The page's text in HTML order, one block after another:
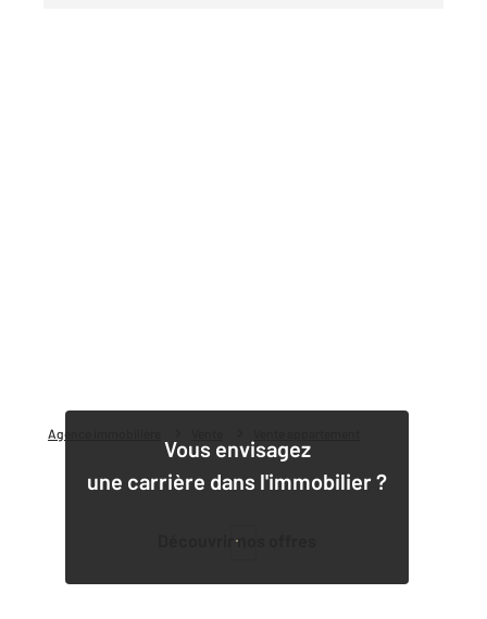
Agence immobilière
Vous envisagez
une carrière dans l'immobilier ?
Découvrir nos offres